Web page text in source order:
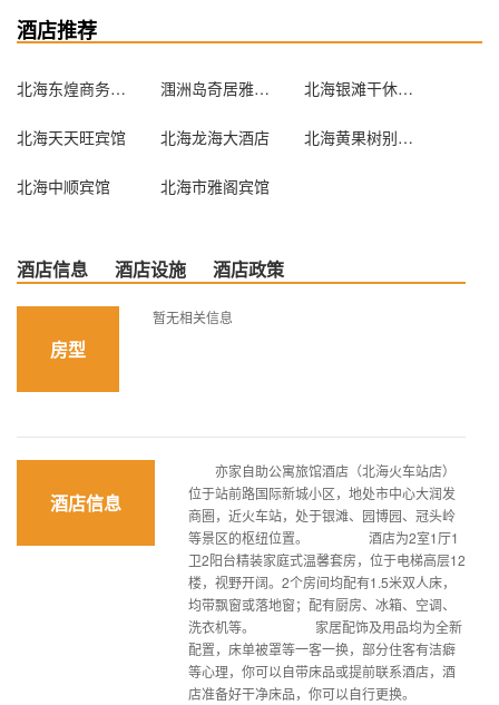
酒店推荐
北海东煌商务酒店 涠洲岛奇居雅阁游多多客栈（原齐居雅阁） 北海银滩干休所公寓
北海天天旺宾馆 北海龙海大酒店 北海黄果树别墅酒店
北海中顺宾馆 北海市雅阁宾馆
酒店信息 酒店设施 酒店政策
房型
暂无相关信息
酒店信息
亦家自助公寓旅馆酒店（北海火车站店）
位于站前路国际新城小区，地处市中心大润发
商圈，近火车站，处于银滩、园博园、冠头岭
等景区的枢纽位置。 酒店为2室1厅1
卫2阳台精装家庭式温馨套房，位于电梯高层12
楼，视野开阔。2个房间均配有1.5米双人床，
均带飘窗或落地窗；配有厨房、冰箱、空调、
洗衣机等。 家居配饰及用品均为全新
配置，床单被罩等一客一换，部分住客有洁癖
等心理，你可以自带床品或提前联系酒店，酒
店准备好干净床品，你可以自行更换。